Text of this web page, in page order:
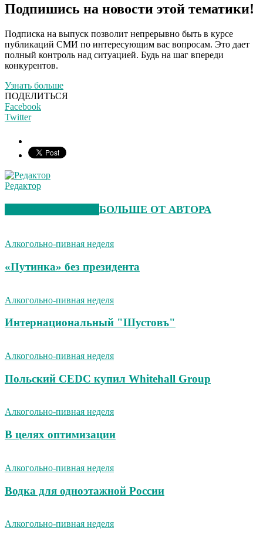
Подпишись на новости этой тематики!
Подписка на выпуск позволит непрерывно быть в курсе
публикаций СМИ по интересующим вас вопросам. Это дает
полный контроль над ситуацией. Будь на шаг впереди
конкурентов.
Узнать больше
ПОДЕЛИТЬСЯ
Facebook
Twitter
Редактор
БОЛЬШЕ ОТ АВТОРА
Алкогольно-пивная неделя
«Путинка» без президента
Алкогольно-пивная неделя
Интернациональный "Шустовъ"
Алкогольно-пивная неделя
Польский CEDC купил Whitehall Group
Алкогольно-пивная неделя
В целях оптимизации
Алкогольно-пивная неделя
Водка для одноэтажной России
Алкогольно-пивная неделя